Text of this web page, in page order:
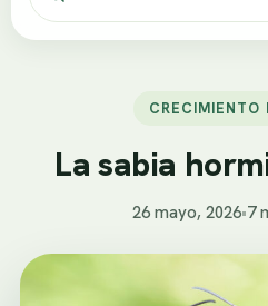
CRECIMIENTO
La sabia
26 mayo, 2026•7